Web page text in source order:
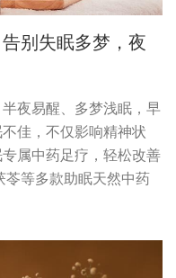
别失眠多梦，夜
夜易醒、多梦浅眠，早
佳，不仅影响精神状
属中药足疗，轻松改善
等多款助眠天然中药